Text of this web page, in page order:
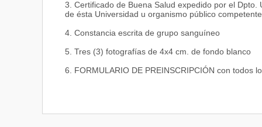
3. Certificado de Buena Salud expedido por el
de ésta Universidad u organismo público
4. Constancia escrita de grupo sanguíneo
5. Tres (3) fotografías de 4x4 cm. de fondo blanco
6. FORMULARIO DE PREINSCRIPCIÓN con todos